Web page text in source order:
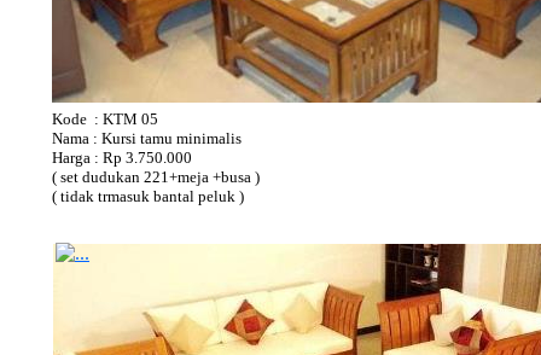
Kode : KTM 05
Nama : Kursi tamu minimalis
Harga : Rp 3.750.000
( set dudukan 221+meja +busa )
( tidak trmasuk bantal peluk )